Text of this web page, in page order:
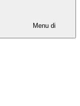
Menu di